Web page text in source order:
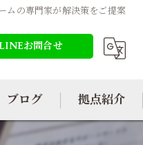
ムの専門家が解決策をご提案
お問合せ
ブログ 拠点紹介